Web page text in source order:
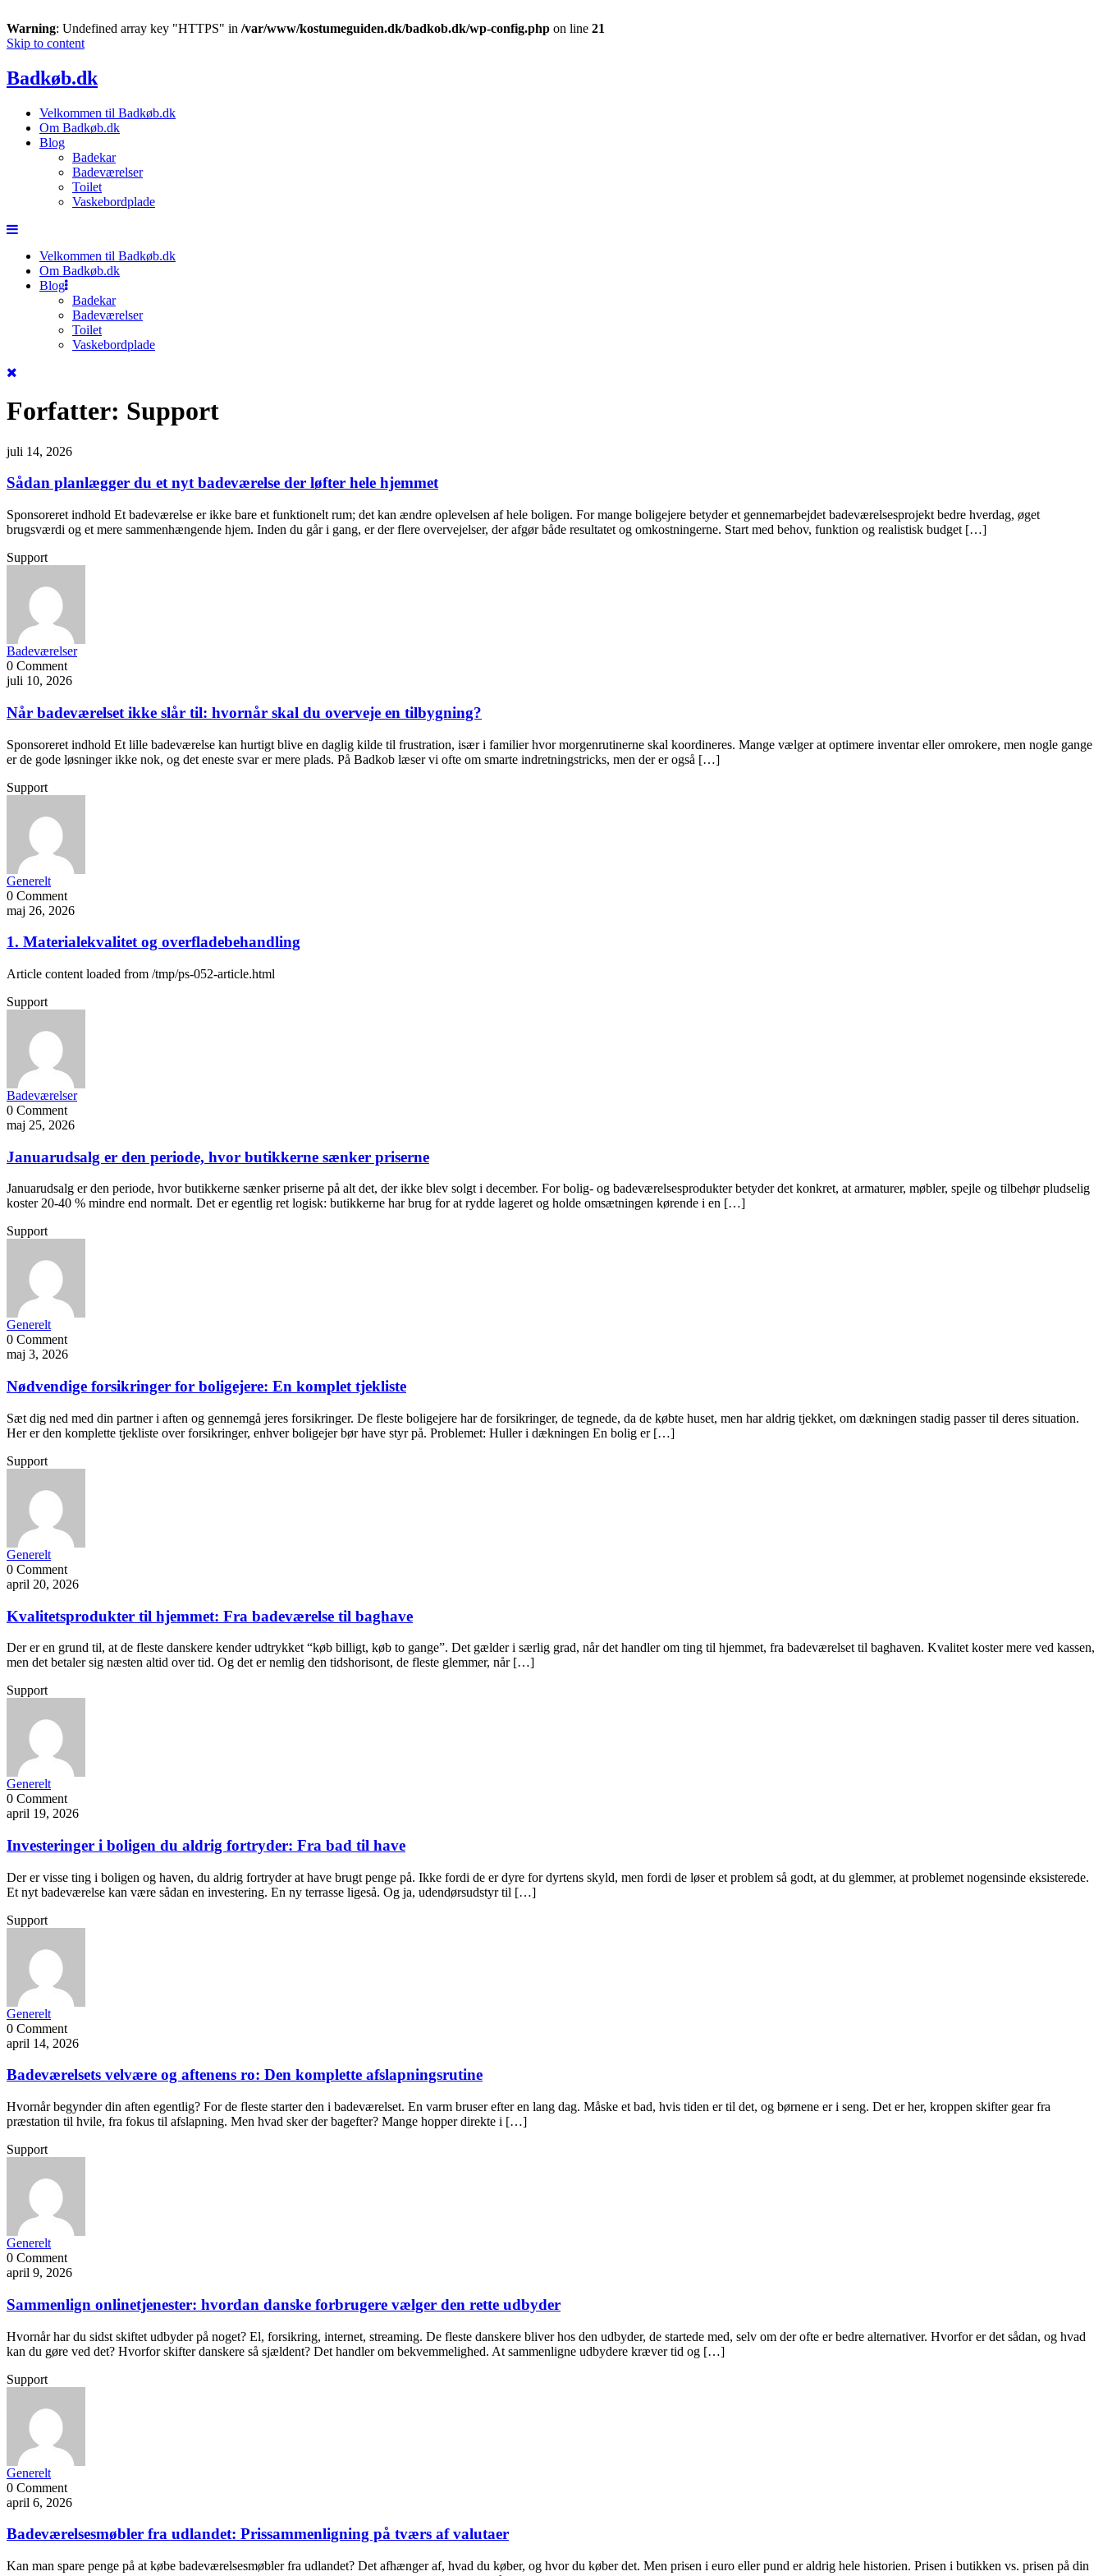
Warning: Undefined array key "HTTPS" in /var/www/kostumeguiden.dk/badkob.dk/wp-config.php on line 21
Skip to content
Badkøb.dk
Velkommen til Badkøb.dk
Om Badkøb.dk
Blog
Badekar
Badeværelser
Toilet
Vaskebordplade
Velkommen til Badkøb.dk
Om Badkøb.dk
Blog
Badekar
Badeværelser
Toilet
Vaskebordplade
Forfatter: Support
juli 14, 2026
Sådan planlægger du et nyt badeværelse der løfter hele hjemmet
Sponsoreret indhold Et badeværelse er ikke bare et funktionelt rum; det kan ændre oplevelsen af hele boligen. For mange boligejere betyder et gennemarbejdet badeværelsesprojekt bedre hverdag, øget
brugsværdi og et mere sammenhængende hjem. Inden du går i gang, er der flere overvejelser, der afgør både resultatet og omkostningerne. Start med behov, funktion og realistisk budget […]
Support
Badeværelser
0 Comment
juli 10, 2026
Når badeværelset ikke slår til: hvornår skal du overveje en tilbygning?
Sponsoreret indhold Et lille badeværelse kan hurtigt blive en daglig kilde til frustration, især i familier hvor morgenrutinerne skal koordineres. Mange vælger at optimere inventar eller omrokere, men nogle gange
er de gode løsninger ikke nok, og det eneste svar er mere plads. På Badkob læser vi ofte om smarte indretningstricks, men der er også […]
Support
Generelt
0 Comment
maj 26, 2026
1. Materialekvalitet og overfladebehandling
Article content loaded from /tmp/ps-052-article.html
Support
Badeværelser
0 Comment
maj 25, 2026
Januarudsalg er den periode, hvor butikkerne sænker priserne
Januarudsalg er den periode, hvor butikkerne sænker priserne på alt det, der ikke blev solgt i december. For bolig- og badeværelsesprodukter betyder det konkret, at armaturer, møbler, spejle og tilbehør pludselig
koster 20-40 % mindre end normalt. Det er egentlig ret logisk: butikkerne har brug for at rydde lageret og holde omsætningen kørende i en […]
Support
Generelt
0 Comment
maj 3, 2026
Nødvendige forsikringer for boligejere: En komplet tjekliste
Sæt dig ned med din partner i aften og gennemgå jeres forsikringer. De fleste boligejere har de forsikringer, de tegnede, da de købte huset, men har aldrig tjekket, om dækningen stadig passer til deres situation.
Her er den komplette tjekliste over forsikringer, enhver boligejer bør have styr på. Problemet: Huller i dækningen En bolig er […]
Support
Generelt
0 Comment
april 20, 2026
Kvalitetsprodukter til hjemmet: Fra badeværelse til baghave
Der er en grund til, at de fleste danskere kender udtrykket “køb billigt, køb to gange”. Det gælder i særlig grad, når det handler om ting til hjemmet, fra badeværelset til baghaven. Kvalitet koster mere ved kassen,
men det betaler sig næsten altid over tid. Og det er nemlig den tidshorisont, de fleste glemmer, når […]
Support
Generelt
0 Comment
april 19, 2026
Investeringer i boligen du aldrig fortryder: Fra bad til have
Der er visse ting i boligen og haven, du aldrig fortryder at have brugt penge på. Ikke fordi de er dyre for dyrtens skyld, men fordi de løser et problem så godt, at du glemmer, at problemet nogensinde eksisterede.
Et nyt badeværelse kan være sådan en investering. En ny terrasse ligeså. Og ja, udendørsudstyr til […]
Support
Generelt
0 Comment
april 14, 2026
Badeværelsets velvære og aftenens ro: Den komplette afslapningsrutine
Hvornår begynder din aften egentlig? For de fleste starter den i badeværelset. En varm bruser efter en lang dag. Måske et bad, hvis tiden er til det, og børnene er i seng. Det er her, kroppen skifter gear fra
præstation til hvile, fra fokus til afslapning. Men hvad sker der bagefter? Mange hopper direkte i […]
Support
Generelt
0 Comment
april 9, 2026
Sammenlign onlinetjenester: hvordan danske forbrugere vælger den rette udbyder
Hvornår har du sidst skiftet udbyder på noget? El, forsikring, internet, streaming. De fleste danskere bliver hos den udbyder, de startede med, selv om der ofte er bedre alternativer. Hvorfor er det sådan, og hvad
kan du gøre ved det? Hvorfor skifter danskere så sjældent? Det handler om bekvemmelighed. At sammenligne udbydere kræver tid og […]
Support
Generelt
0 Comment
april 6, 2026
Badeværelsesmøbler fra udlandet: Prissammenligning på tværs af valutaer
Kan man spare penge på at købe badeværelsesmøbler fra udlandet? Det afhænger af, hvad du køber, og hvor du køber det. Men prisen i euro eller pund er aldrig hele historien. Prisen i butikken vs. prisen på din